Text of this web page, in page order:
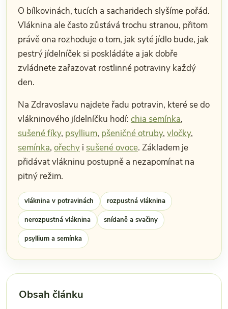
O bílkovinách, tucích a sacharidech slyšíme pořád.
Vláknina ale často zůstává trochu stranou, přitom
právě ona rozhoduje o tom, jak syté jídlo bude, jak
pestrý jídelníček si poskládáte a jak dobře
zvládnete zařazovat rostlinné potraviny každý
den.
Na Zdravoslavu najdete řadu potravin, které se do
vlákninového jídelníčku hodí: chia semínka,
sušené fíky, psyllium, pšeničné otruby, vločky,
semínka, ořechy i sušené ovoce. Základem je
přidávat vlákninu postupně a nezapomínat na
pitný režim.
vláknina v potravinách rozpustná vláknina
nerozpustná vláknina snídaně a svačiny
psyllium a semínka
Obsah článku